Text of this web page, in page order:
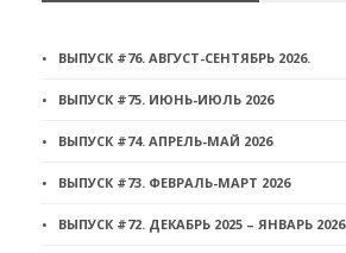
ВЫПУСК #76. АВГУСТ-СЕНТЯБРЬ 2026.
ВЫПУСК #75. ИЮНЬ-ИЮЛЬ 2026
ВЫПУСК #74. АПРЕЛЬ-МАЙ 2026
ВЫПУСК #73. ФЕВРАЛЬ-МАРТ 2026
ВЫПУСК #72. ДЕКАБРЬ 2025 – ЯНВАРЬ 2026